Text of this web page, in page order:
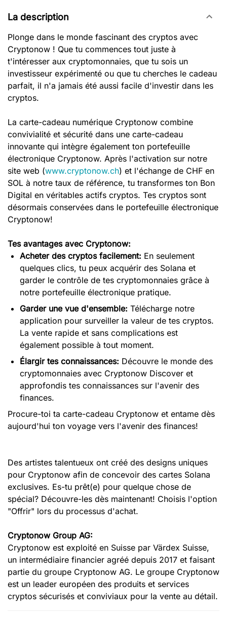
La description
Plonge dans le monde fascinant des cryptos avec
Cryptonow ! Que tu commences tout juste à
t'intéresser aux cryptomonnaies, que tu sois un
investisseur expérimenté ou que tu cherches le cadeau
parfait, il n'a jamais été aussi facile d'investir dans les
cryptos.
La carte-cadeau numérique Cryptonow combine
convivialité et sécurité dans une carte-cadeau
innovante qui intègre également ton portefeuille
électronique Cryptonow. Après l'activation sur notre
site web (www.cryptonow.ch) et l'échange de CHF en
SOL à notre taux de référence, tu transformes ton Bon
Digital en véritables actifs cryptos. Tes cryptos sont
désormais conservées dans le portefeuille électronique
Cryptonow!
Tes avantages avec Cryptonow:
Acheter des cryptos facilement: En seulement
quelques clics, tu peux acquérir des Solana et
garder le contrôle de tes cryptomonnaies grâce à
notre portefeuille électronique pratique.
Garder une vue d'ensemble: Télécharge notre
application pour surveiller la valeur de tes cryptos.
La vente rapide et sans complications est
également possible à tout moment.
Élargir tes connaissances: Découvre le monde des
cryptomonnaies avec Cryptonow Discover et
approfondis tes connaissances sur l'avenir des
finances.
Procure-toi ta carte-cadeau Cryptonow et entame dès
aujourd'hui ton voyage vers l'avenir des finances!
Des artistes talentueux ont créé des designs uniques
pour Cryptonow afin de concevoir des cartes Solana
exclusives. Es-tu prêt(e) pour quelque chose de
spécial? Découvre-les dès maintenant! Choisis l'option
"Offrir" lors du processus d'achat.
Cryptonow Group AG:
Cryptonow est exploité en Suisse par Värdex Suisse,
un intermédiaire financier agréé depuis 2017 et faisant
partie du groupe Cryptonow AG. Le groupe Cryptonow
est un leader européen des produits et services
cryptos sécurisés et conviviaux pour la vente au détail.